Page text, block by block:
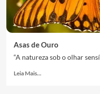
Asas de Ouro
“A natureza sob o olhar
Leia Mais...